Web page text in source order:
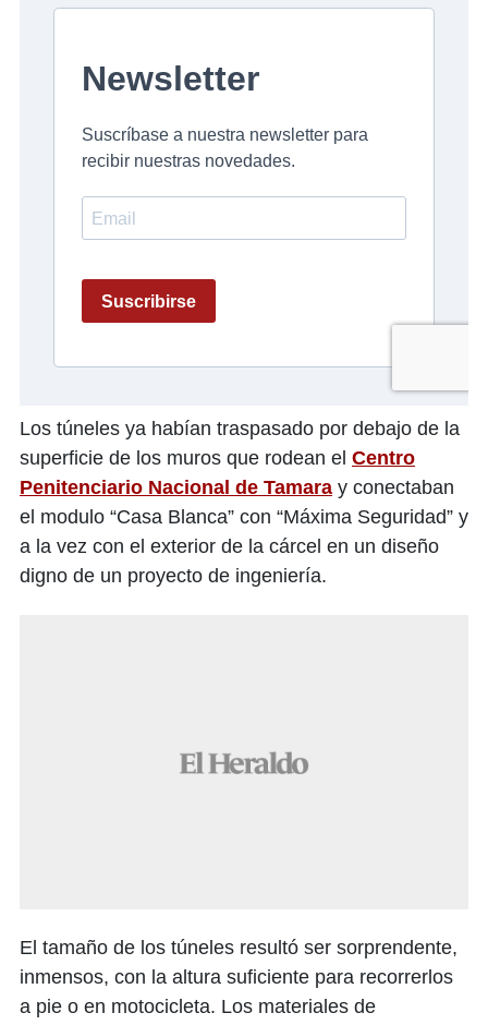
Los túneles ya habían traspasado por debajo de la
superficie de los muros que rodean el Centro
Penitenciario Nacional de Tamara y conectaban
el modulo “Casa Blanca” con “Máxima Seguridad” y
a la vez con el exterior de la cárcel en un diseño
digno de un proyecto de ingeniería.
El tamaño de los túneles resultó ser sorprendente,
inmensos, con la altura suficiente para recorrerlos
a pie o en motocicleta. Los materiales de